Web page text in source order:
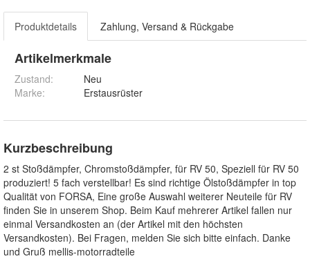
Produktdetails Zahlung, Versand & Rückgabe
Artikelmerkmale
Zustand:
Neu
Marke:
Erstausrüster
Kurzbeschreibung
2 st Stoßdämpfer, Chromstoßdämpfer, für RV 50, Speziell für RV 50
produziert! 5 fach verstellbar! Es sind richtige Ölstoßdämpfer in top
Qualität von FORSA, Eine große Auswahl weiterer Neuteile für RV
finden Sie in unserem Shop. Beim Kauf mehrerer Artikel fallen nur
einmal Versandkosten an (der Artikel mit den höchsten
Versandkosten). Bei Fragen, melden Sie sich bitte einfach. Danke
und Gruß mellis-motorradteile